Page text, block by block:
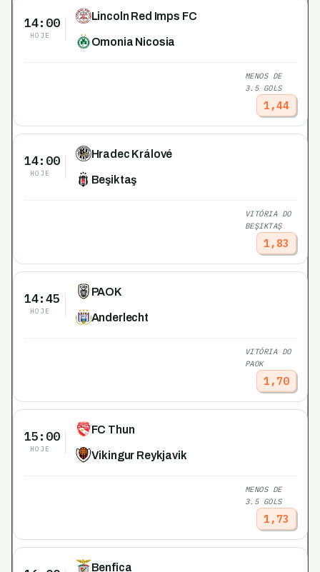
14:00
HOJE
Lincoln Red Imps FC
Omonia Nicosia
MENOS DE
3.5 GOLS
1,44
14:00
HOJE
Hradec Králové
Beşiktaş
VITÓRIA DO
BEŞIKTAŞ
1,83
14:45
HOJE
PAOK
Anderlecht
VITÓRIA DO
PAOK
1,70
15:00
HOJE
FC Thun
Vikingur Reykjavik
MENOS DE
3.5 GOLS
1,73
Benfica